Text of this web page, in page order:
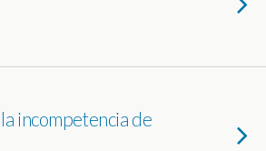
incompetencia de